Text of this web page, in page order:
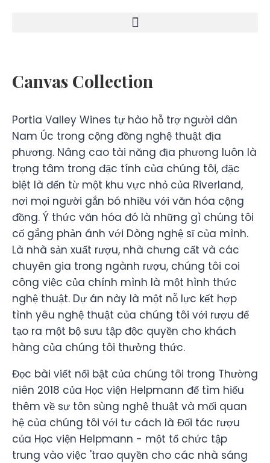
Canvas Collection
Portia Valley Wines tự hào hỗ trợ người dân
Nam Úc trong cộng đồng nghệ thuật địa
phương. Nâng cao tài năng địa phương luôn là
trọng tâm trong đặc tính của chúng tôi, đặc
biệt là đến từ một khu vực nhỏ của Riverland,
nơi mọi người gắn bó nhiều với văn hóa cộng
đồng. Ý thức văn hóa đó là những gì chúng tôi
cố gắng phản ánh với Dòng nghệ sĩ của mình.
Là nhà sản xuất rượu, nhà chưng cất và các
chuyên gia trong ngành rượu, chúng tôi coi
công việc của chính mình là một hình thức
nghệ thuật. Dự án này là một nỗ lực kết hợp
tình yêu nghệ thuật của chúng tôi với rượu để
tạo ra một bộ sưu tập độc quyền cho khách
hàng của chúng tôi thưởng thức.
Đọc bài viết nổi bật của chúng tôi trong Thường
niên 2018 của Học viện Helpmann để tìm hiểu
thêm về sự tôn sùng nghệ thuật và mối quan
hệ của chúng tôi với tư cách là Đối tác rượu
của Học viện Helpmann - một tổ chức tập
trung vào việc 'trao quyền cho các nhà sáng